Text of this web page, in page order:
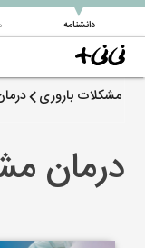
دانشنامه
▼
مشکلات باروری
درمان